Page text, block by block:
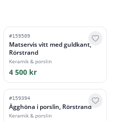
#159509
Matservis vitt med guldkant,
Rörstrand
Keramik & porslin
4 500 kr
#159394
Ägghöna i porslin, Rörstrand
Keramik & porslin